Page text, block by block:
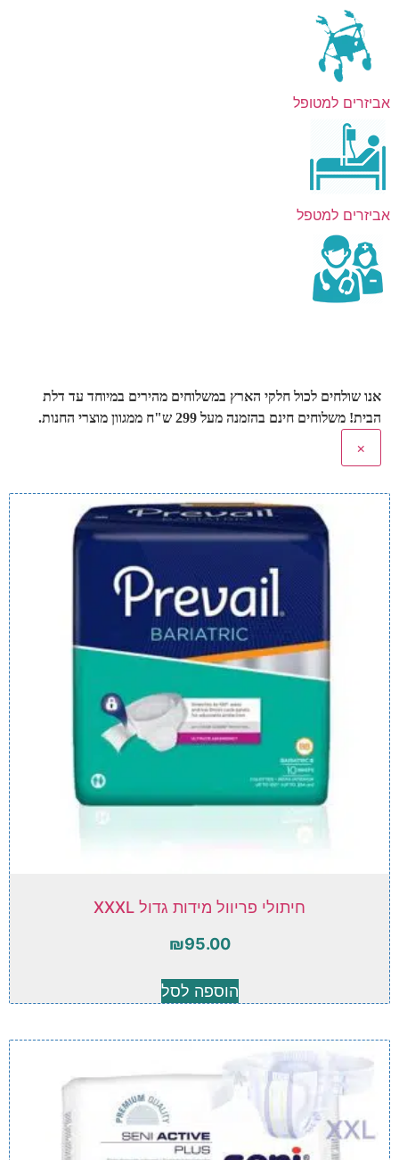
אביזרים למטופל
אביזרים למטפל
אנו שולחים לכול חלקי הארץ במשלוחים מהירים במיוחד עד דלת
הבית! משלוחים חינם בהזמנה מעל 299 ש"ח ממגוון מוצרי החנות.
×
חיתולי פריוול מידות גדול XXXL
₪95.00
הוספה לסל